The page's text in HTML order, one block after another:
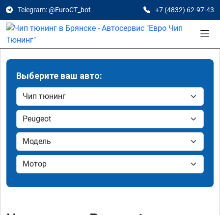
Telegram: @EuroCT_bot +7 (4832) 62-97-43
Выберите ваш авто: